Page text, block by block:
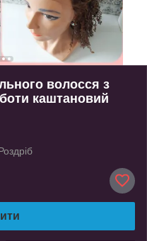
волосся з
каштановий